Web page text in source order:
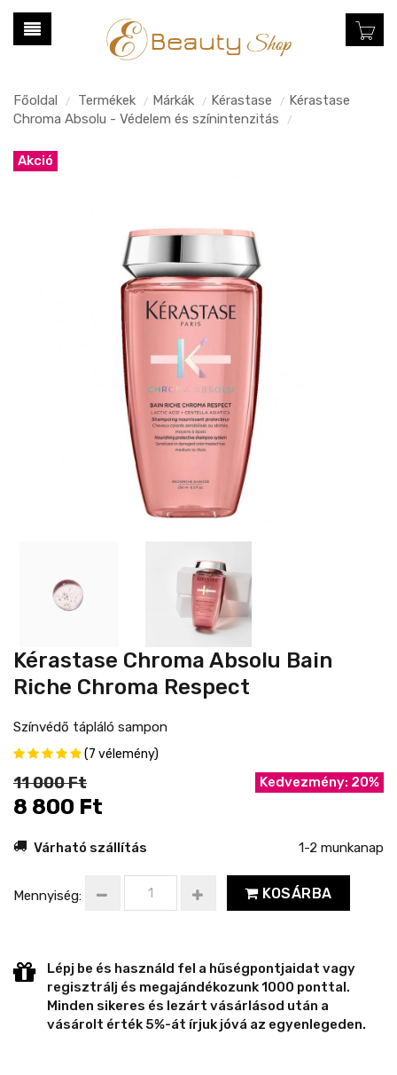
Főoldal / Termékek / Márkák / Kérastase / Kérastase
Chroma Absolu - Védelem és színintenzitás
/
Akció
Kérastase Chroma Absolu Bain
Riche Chroma Respect
Színvédő tápláló sampon
(7 vélemény)
11 000 Ft
8 800 Ft
Kedvezmény: 20%
Várható szállítás 1-2 munkanap
Mennyiség: KOSÁRBA
Lépj be és használd fel a hűségpontjaidat vagy
regisztrálj és megajándékozunk 1000 ponttal.
Minden sikeres és lezárt vásárlásod után a
vásárolt érték 5%-át írjuk jóvá az egyenlegeden.